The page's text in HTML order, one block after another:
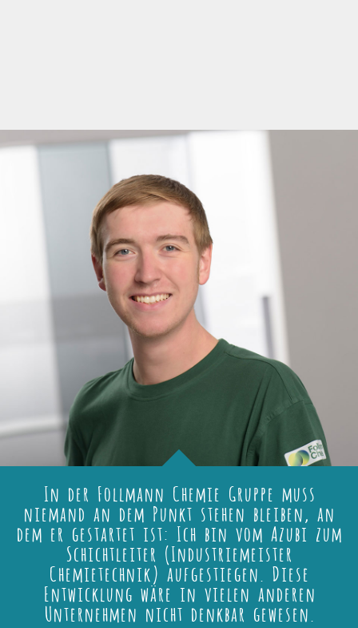
In der Follmann Chemie Gruppe muss
niemand an dem Punkt stehen bleiben, an
dem er gestartet ist: Ich bin vom Azubi zum
Schichtleiter (Industriemeister
Chemietechnik) aufgestiegen. Diese
Entwicklung wäre in vielen anderen
Unternehmen nicht denkbar gewesen.